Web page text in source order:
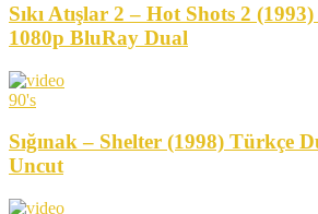
Sıkı Atışlar 2 – Hot Shots 2
1080p BluRay Dual
90's
Sığınak – Shelter (1998) Türkçe
Uncut